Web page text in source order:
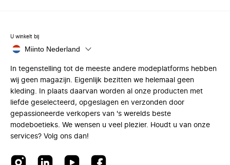
U winkelt bij
Miinto Nederland
In tegenstelling tot de meeste andere modeplatforms hebben
wij geen magazijn. Eigenlijk bezitten we helemaal geen
kleding. In plaats daarvan worden al onze producten met
liefde geselecteerd, opgeslagen en verzonden door
gepassioneerde verkopers van 's werelds beste
modeboetieks. We wensen u veel plezier. Houdt u van onze
services? Volg ons dan!